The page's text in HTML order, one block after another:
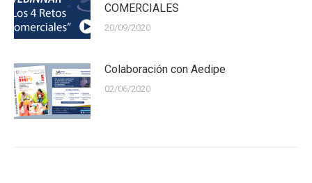
COMERCIALES
20/09/2020
Colaboración con Aedipe
02/06/2020